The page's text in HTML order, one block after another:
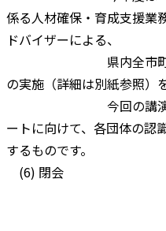
係る人材確保・育成支援業
ドバイザーによる、
県内全市町村を対
の実施（詳細は別紙参照）
今回の講演及び意
ートに向けて、各団体の認
するものです。
(6) 閉会